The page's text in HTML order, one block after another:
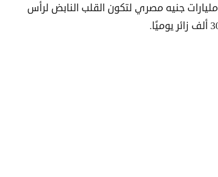
والتي صُممت باستثمارات ضخمة تبلغ 10 مليارات جنيه مصري لتكون القلب النابض لرأس